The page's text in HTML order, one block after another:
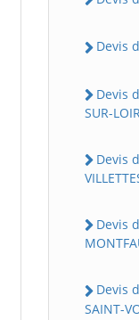
Devis
Devis
SUR-
Devis
Devis
Devis
SAINT-